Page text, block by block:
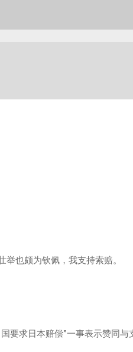
也颇为钦佩，我支持索赔。
求日本赔偿”一事表示赞同与